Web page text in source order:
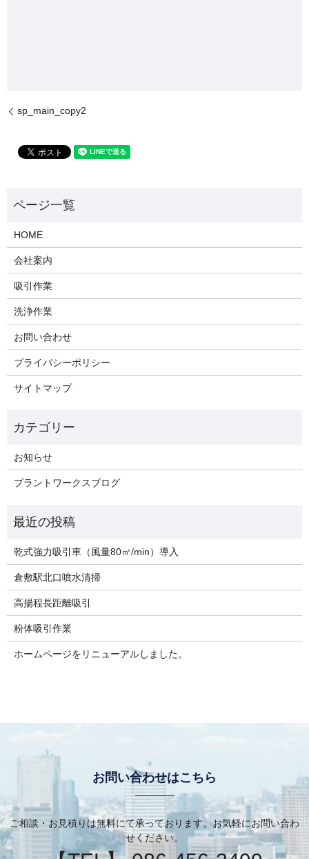
sp_main_copy2
HOME
会社案内
吸引作業
洗浄作業
お問い合わせ
プライバシーポリシー
サイトマップ
お知らせ
プラントワークスブログ
乾式強力吸引車（風量80㎥/min）導入
倉敷駅北口噴水清掃
高揚程長距離吸引
粉体吸引作業
ホームページをリニューアルしました。
お問い合わせはこちら
ご相談・お見積りは無料にて承っております。お気軽にお問い合わ
せください。